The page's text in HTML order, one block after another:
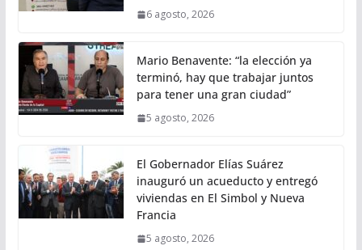
6 agosto, 2026
Mario Benavente: “la elección ya
terminó, hay que trabajar juntos
para tener una gran ciudad”
5 agosto, 2026
El Gobernador Elías Suárez
inauguró un acueducto y entregó
viviendas en El Simbol y Nueva
Francia
5 agosto, 2026